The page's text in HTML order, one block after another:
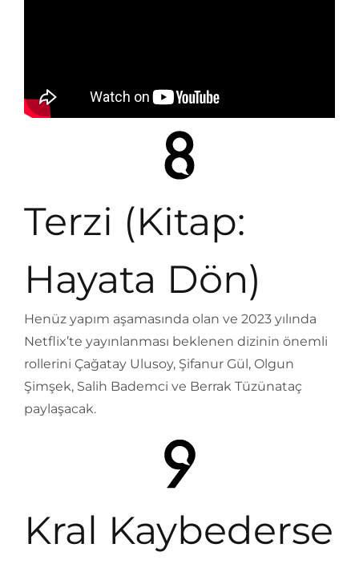
Terzi (Kitap:
Hayata Dön)
Henüz yapım aşamasında olan ve 2023 yılında
Netflix’te yayınlanması beklenen dizinin önemli
rollerini Çağatay Ulusoy, Şifanur Gül, Olgun
Şimşek, Salih Bademci ve Berrak Tüzünataç
paylaşacak.
Kral Kaybederse